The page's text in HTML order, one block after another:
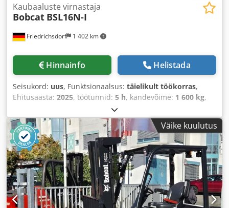
Friedrichsdorf 1 402 km
Kaubaaluste virnastaja
Bobcat BSL16N-I
Hinnainfo Helistada
Seisukord: uus, Funktsionaalsus: täielikult töökorras,
Ehitusaasta: 2025, töötunnid: 5 h, kandevõime: 1 600 kg,
, vaba tõstekõrgus:
kütuse tüüp:elektriline, masti tüüp:kolmekordne
(triplex), ehituskõrgus:2 108 mm, kahvli pikkus:1 150
mm, tühimass:1 340 kg, kogupikkus:1 964 mm, veotüüp:
Elektro, ehituslaius:820 mm,
Väike kuulutus